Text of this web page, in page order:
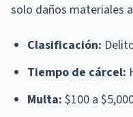
solo daños materiales
Clasificación:
Tiempo de cárcel:
Multa: $100 a